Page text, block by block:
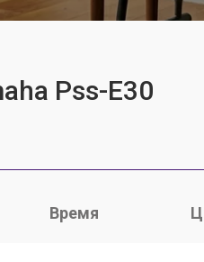
Pss-E30
Время